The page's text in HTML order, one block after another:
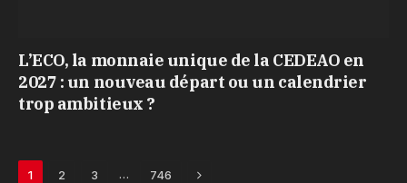
L’ECO, la monnaie unique de la CEDEAO en
2027 : un nouveau départ ou un calendrier
trop ambitieux ?
1 2 3 … 746 Next